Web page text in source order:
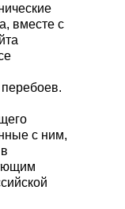
вместе с
с ним,